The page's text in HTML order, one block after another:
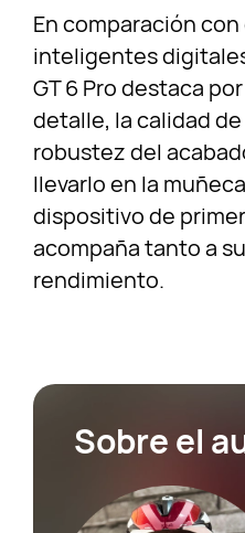
En comparación
inteligentes
GT 6 Pro destaca
detalle, la calidad
robustez del
llevarlo en la
dispositivo de
acompaña tanto a
rendimiento.
Sobre el